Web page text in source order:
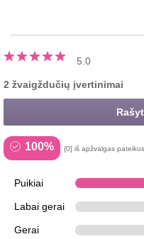
5.0
2 žvaigždučių įvertinimai
100% {0] iš apžvalgas
Puikiai
Labai gerai
Gerai